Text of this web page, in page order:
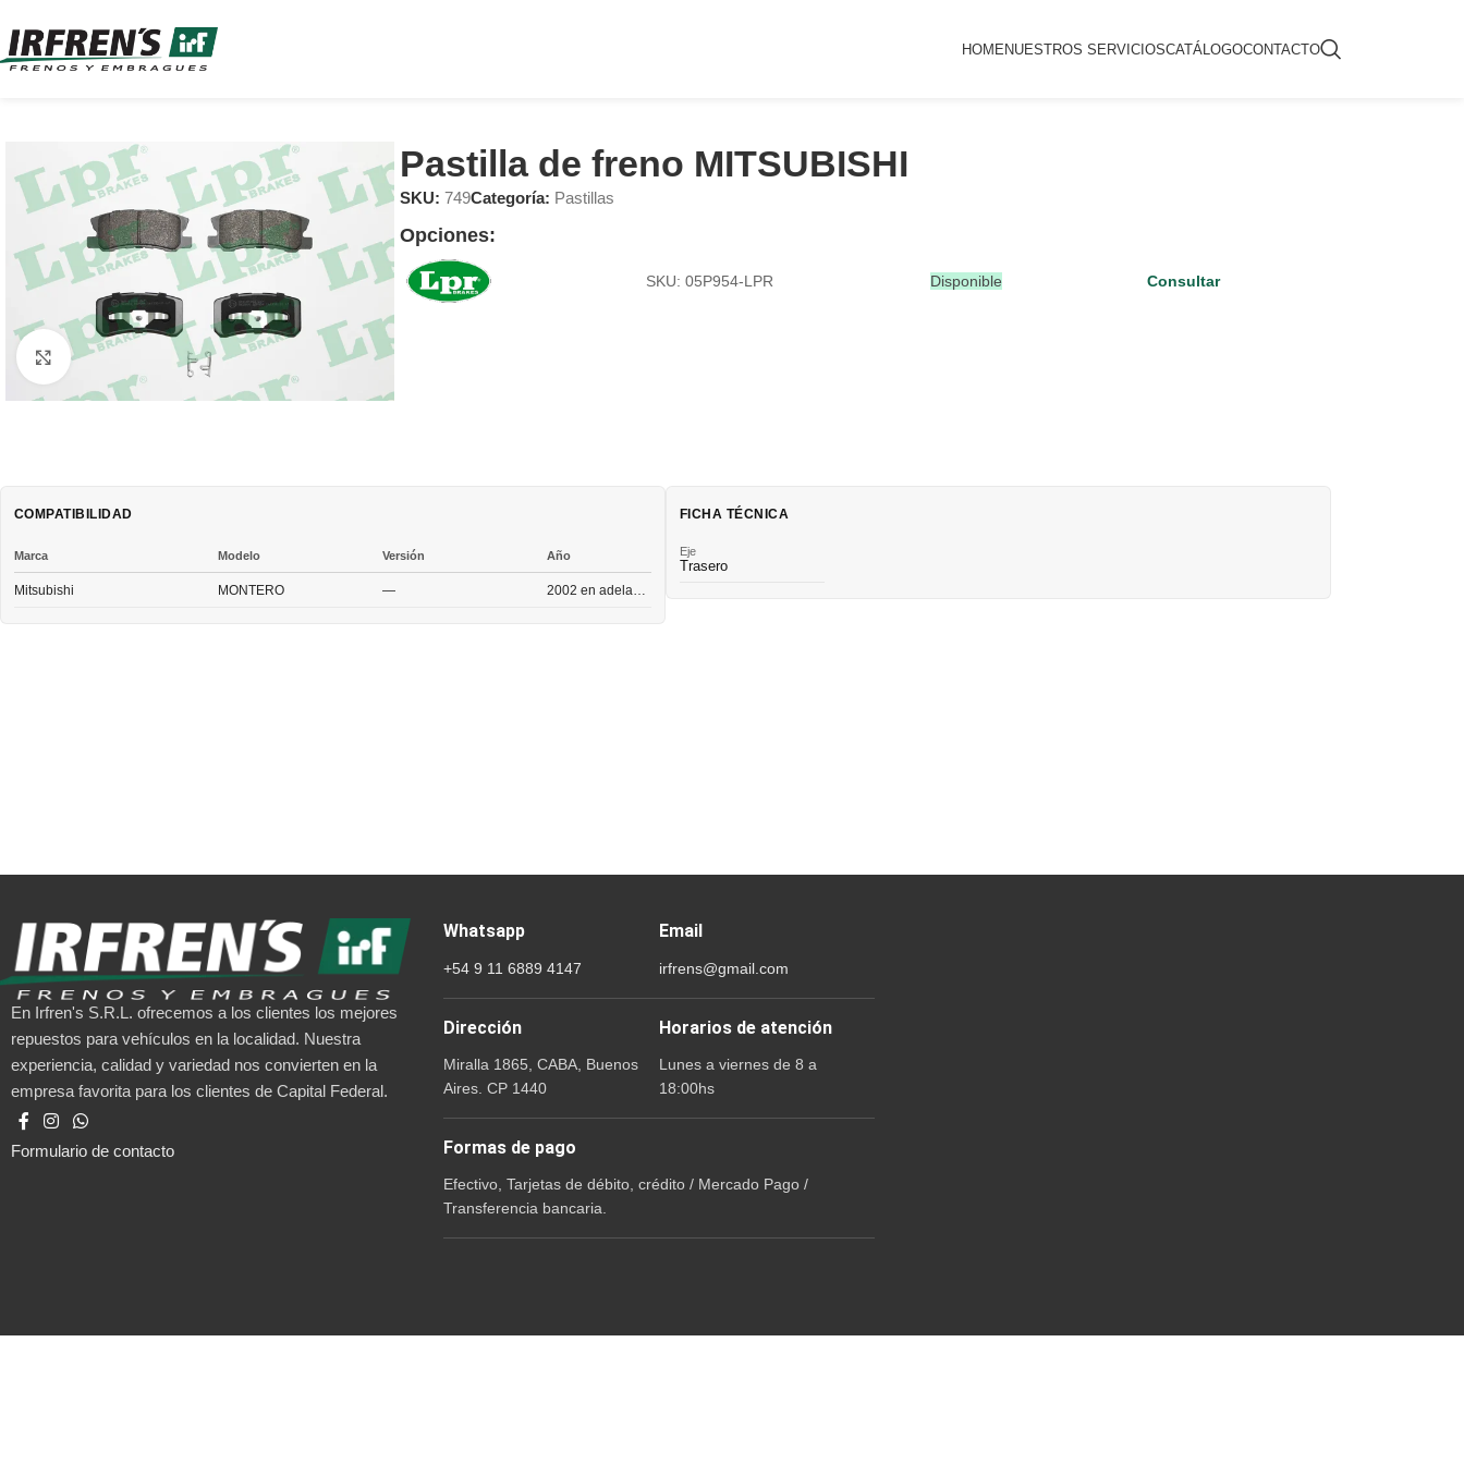
HOMENUESTROS SERVICIOSCATÁLOGOCONTACTO
Clic para ampliar
Pastilla de freno MITSUBISHI
SKU: 749Categoría: Pastillas
Opciones:
SKU: 05P954-LPR Disponible Consultar
COMPATIBILIDAD
Marca Modelo Versión Año
Mitsubishi MONTERO —
FICHA TÉCNICA
Eje
Trasero
En Irfren's S.R.L. ofrecemos a los clientes los mejores
repuestos para vehículos en la localidad. Nuestra
experiencia, calidad y variedad nos convierten en la
empresa favorita para los clientes de Capital Federal.
Formulario de contacto
Whatsapp
+54 9 11 6889 4147
Email
irfrens@gmail.com
Dirección
Miralla 1865, CABA, Buenos
Aires. CP 1440
Horarios de atención
Lunes a viernes de 8 a
18:00hs
Formas de pago
Efectivo, Tarjetas de débito, crédito / Mercado Pago /
Transferencia bancaria.